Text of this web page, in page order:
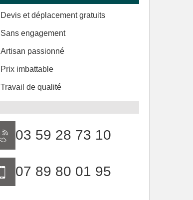
Devis et déplacement gratuits
Sans engagement
Artisan passionné
Prix imbattable
Travail de qualité
03 59 28 73 10
07 89 80 01 95